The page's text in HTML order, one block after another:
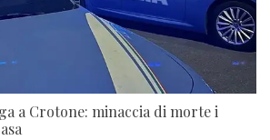
a Crotone: minaccia di morte i